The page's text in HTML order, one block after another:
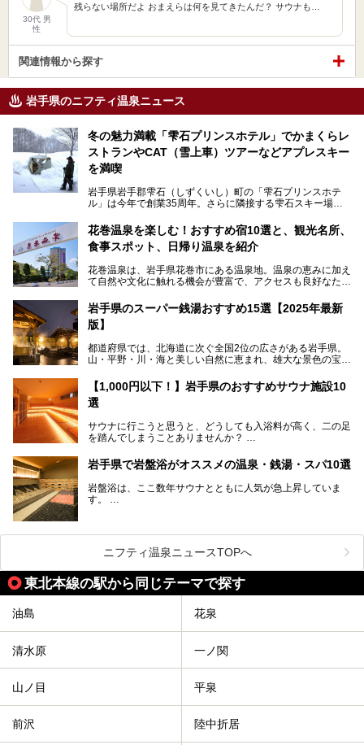
30代 男
性
残らない場所だよ おまえらは何を見てきたんだ？ サウナも…
関連情報から探す
岩手県のニフティ温泉ニュース
冬の魅力満載「雫石プリンスホテル」でかまくらレ
ストランやCAT（雪上車）ツアーなどアプレスキー
を満喫
岩手県岩手郡雫石（しずくいし）町の「雫石プリンスホテ
ル」は今年で創業35周年。さらに隣接する雫石スキー場は
の後"）の充実をはかり、テーマをSNOW（雪）＋NOVA
（新星）で「SNØVA（スノーヴァ）」としました！
喫できるパウダースノーの雫石。というわけで、「雫石プリ
ンスホテル」にお出かけして楽しめるアクティビティや温泉
───
提供元：株式会社西武・プリンスホテルズワールドワイド
この記事は雫石プリンスホテルのPR記事です。
花巻温泉を楽しむ！おすすめ宿10選と、観光名所、
食事スポット、日帰り温泉を紹介
花巻温泉は、岩手県花巻市にある温泉地。温泉の恵みに加え
て自然や文化に触れる機会が豊富で、アクセスも良好なた
この記事では、花巻温泉の魅力、おすすめの宿・注目すべき
観光スポット・味わい深い食事処・気軽に立ち寄れる日帰り
花巻温泉での日常を忘れられる特別な体験を通じて、いつも
岩手県のスーパー銭湯おすすめ15選【2025年最新
版】
都道府県では、北海道に次ぐ全国2位の広さがある岩手県。
山・平野・川・海と美しい自然に恵まれ、雄大な景色の宝庫
三陸の魚介類などの岩手グルメは全国に知られていますね。
大自然に囲まれた岩手県には、温泉が多く湧き出していま
す。今回は、岩手県でおすすめのスーパー銭湯をご紹介しま
【1,000円以下！】岩手県のおすすめサウナ施設10
選
サウナに行こうと思うと、どうしても入浴料が高く、二の足
を踏んでしまうことありませんか？
そこで値段を抑えた格安でお風呂とサウナを満喫できる充実
の施設を紹介します！
サクッと、月何回もサウナを楽しみたい人にとってはピッタ
リの場所ばかりなんですよ。
岩手県で岩盤浴がオススメの温泉・銭湯・スパ10選
岩盤浴は、ここ数年サウナとともに人気が急上昇していま
す。
今回は、岩手県でおすすめの温泉、銭湯、スパにある岩盤浴
を紹介します！
温度も低めなので、暑いのが苦手な人でも大満足な施設です
ニフティ温泉ニュースTOPへ
東北本線の駅から同じテーマで探す
油島 花泉
清水原 一ノ関
山ノ目 平泉
前沢 陸中折居